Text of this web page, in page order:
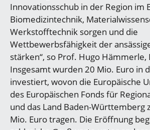
Innovationsschub in der Region im
Biomedizintechnik,
Werkstofftechnik sorgen und die
Wettbewerbsfähigkeit der
stärken“, so Prof. Hugo
Insgesamt wurden 20 Mio. Euro in
investiert, wovon die Europäische
des Europäischen Fonds für
und das Land Baden-Württemberg
Mio. Euro tragen. Die Eröffnung